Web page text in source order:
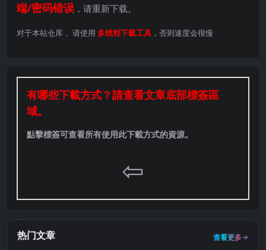
端/密码错误 ，请重新下载。
对于本站仓库， 请使用 多线程下载工具 ，否则速度会很慢
有哪些下載方式？請查看文章底部標簽區
域。
點擊標簽可查看所有使用此下載方式的資源。
⇦
热门文章
查看更多